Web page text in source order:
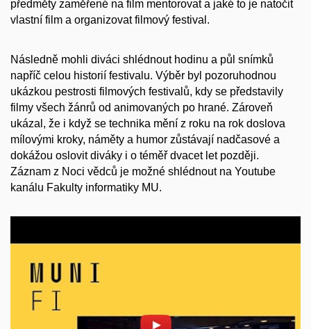
předměty zaměřené na film mentorovat a jaké to je natočit
vlastní film a organizovat filmový festival.
Následně mohli diváci shlédnout hodinu a půl snímků
napříč celou historií festivalu. Výběr byl pozoruhodnou
ukázkou pestrosti filmových festivalů, kdy se představily
filmy všech žánrů od animovaných po hrané. Zároveň
ukázal, že i když se technika mění z roku na rok doslova
mílovými kroky, náměty a humor zůstávají nadčasové a
dokážou oslovit diváky i o téměř dvacet let později.
Záznam z Noci vědců je možné shlédnout na Youtube
kanálu Fakulty informatiky MU.
Povolit cookies a přehrát